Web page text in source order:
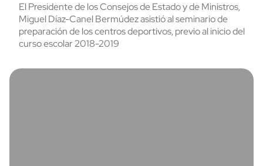
El Presidente de los Consejos de Estado y de Ministros,
Miguel Díaz-Canel Bermúdez asistió al seminario de
preparación de los centros deportivos, previo al inicio del
curso escolar 2018-2019